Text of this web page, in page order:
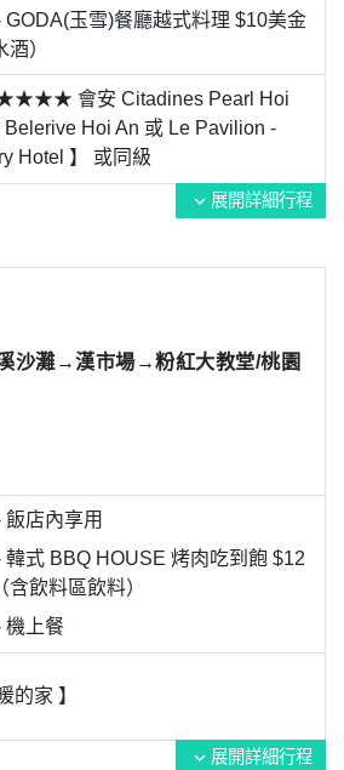
GODA(玉雪)餐廳越式料理 $10美金
酒）
會安 Citadines Pearl Hoi
Belerive Hoi An 或 Le Pavilion -
Hotel 】 或同級
expand_more 展開詳細行程
沙灘→漢市場→粉紅大教堂/桃園
飯店內享用
韓式 BBQ HOUSE 烤肉吃到飽 $12
含飲料區飲料）
機上餐
的家 】
expand_more 展開詳細行程